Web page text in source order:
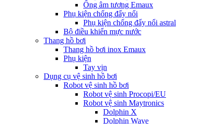
Ống âm tương Emaux
Phụ kiện chống đẩy nổi
Phụ kiện chống đẩy nổi astral
Bộ điều khiển mực nước
Thang hồ bơi
Thang hồ bơi inox Emaux
Phụ kiện
Tay vịn
Dụng cụ vệ sinh hồ bơi
Robot vệ sinh hồ bơi
Robot vệ sinh Procopi/EU
Robot vệ sinh Maytronics
Dolphin X
Dolphin Wave